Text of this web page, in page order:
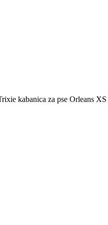
kabanica za pse Orleans